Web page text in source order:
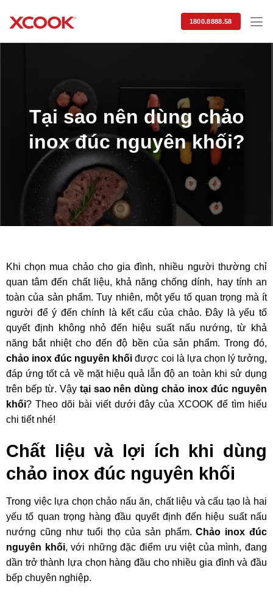
1800.8888.58
Tại sao nên dùng chảo
inox đúc nguyên khối?
Khi chọn mua chảo cho gia đình, nhiều người thường chỉ
quan tâm đến chất liệu, khả năng chống dính, hay tính an
toàn của sản phẩm. Tuy nhiên, một yếu tố quan trọng mà ít
người để ý đến chính là kết cấu của chảo. Đây là yếu tố
quyết định không nhỏ đến hiệu suất nấu nướng, từ khả
năng bắt nhiệt cho đến độ bền của sản phẩm. Trong đó,
chảo inox đúc nguyên khối được coi là lựa chọn lý tưởng,
đáp ứng tốt cả về mặt hiệu quả lẫn độ an toàn khi sử dụng
trên bếp từ. Vậy tại sao nên dùng chảo inox đúc nguyên
khối? Theo dõi bài viết dưới đây của XCOOK để tìm hiểu
chi tiết nhé!
Chất liệu và lợi ích khi dùng
chảo inox đúc nguyên khối
Trong việc lựa chọn chảo nấu ăn, chất liệu và cấu tạo là hai
yếu tố quan trọng hàng đầu quyết định đến hiệu suất nấu
nướng cũng như tuổi thọ của sản phẩm.Chảo inox đúc
nguyên khối, với những đặc điểm ưu việt của mình, đang
dần trở thành lựa chọn hàng đầu cho nhiều gia đình và đầu
bếp chuyên nghiệp.